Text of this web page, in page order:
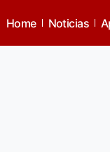
Home Noticias